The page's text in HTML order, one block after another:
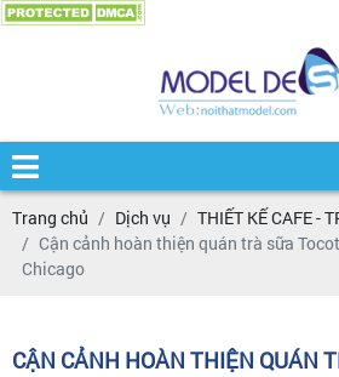
Trang chủ Dịch vụ
THIẾT KẾ CAFE -
Cận cảnh hoàn thiện quán trà sữa
Chicago
CẬN CẢNH HOÀN THIỆN QUÁN